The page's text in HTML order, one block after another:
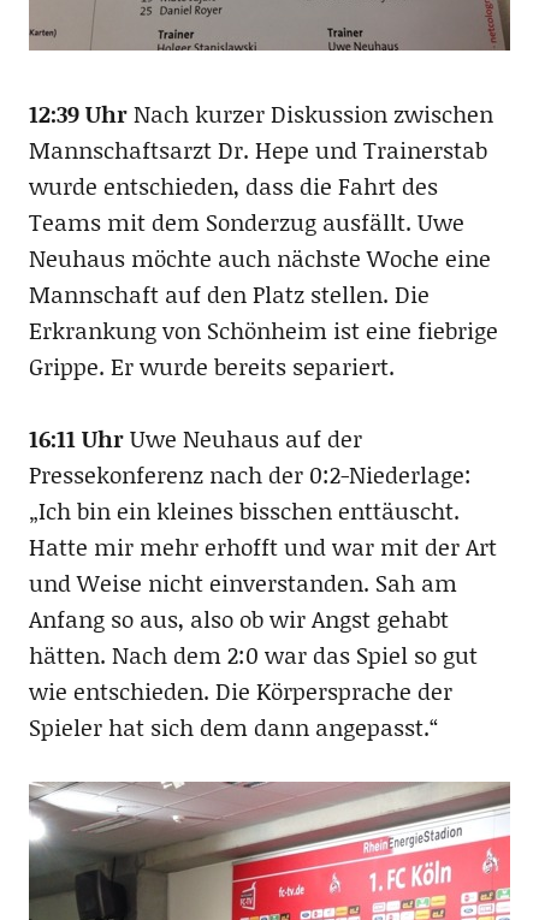
12:39 UhrNach kurzer Diskussion zwischen
Mannschaftsarzt Dr. Hepe und Trainerstab
wurde entschieden, dass die Fahrt des
Teams mit dem Sonderzug ausfällt. Uwe
Neuhaus möchte auch nächste Woche eine
Mannschaft auf den Platz stellen. Die
Erkrankung von Schönheim ist eine fiebrige
Grippe. Er wurde bereits separiert.
16:11 UhrUwe Neuhaus auf der
Pressekonferenz nach der 0:2-Niederlage:
„Ich bin ein kleines bisschen enttäuscht.
Hatte mir mehr erhofft und war mit der Art
und Weise nicht einverstanden. Sah am
Anfang so aus, also ob wir Angst gehabt
hätten. Nach dem 2:0 war das Spiel so gut
wie entschieden. Die Körpersprache der
Spieler hat sich dem dann angepasst.“